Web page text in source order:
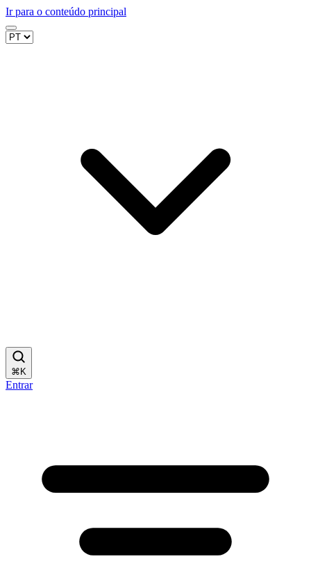
Ir para o conteúdo principal
⌘ K
Entrar